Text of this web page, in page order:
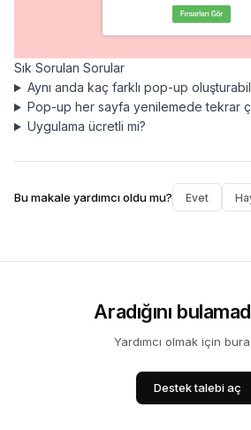
Sık Sorulan Sorular
Aynı anda kaç farklı pop-up
Pop-up her sayfa yenilemede tekrar
Uygulama ücretli mi?
Bu makale yardımcı oldu mu? Evet
Aradığını
Yardımcı olmak için
Destek talebi aç